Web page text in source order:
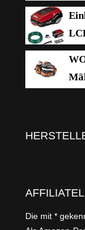
Steuerung,
Steuerung,
Akku und
Die mit *